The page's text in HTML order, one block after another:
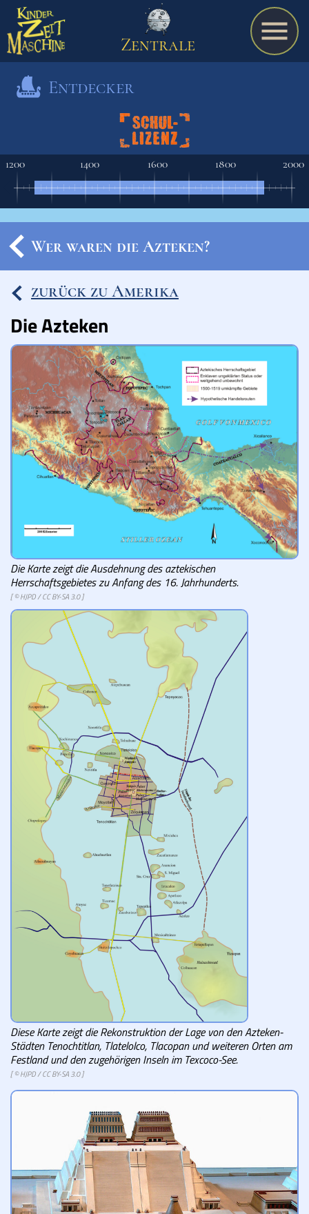
A bis Z
Schulmaterialien
Zentrale
Entdecker
1200 1400 1600 1800 2000
Ereignisse
Lucys Wissensbox
Karte
Quiz
Memospiel
Videos
Mach mit!
Buchtipps
Schulmaterialien
Wer waren die Azteken?
zurück zu Amerika
Die Azteken
Die Karte zeigt die Ausdehnung des aztekischen
Herrschaftsgebietes zu Anfang des 16. Jahrhunderts.
[ ©HJPD/CC BY-SA 3.0]
Diese Karte zeigt die Rekonstruktion der Lage von den Azteken-
Städten Tenochtitlan, Tlatelolco, Tlacopan und weiteren Orten am
Festland und den zugehörigen Inseln im Texcoco-See.
[ ©HJPD/CC BY-SA 3.0]